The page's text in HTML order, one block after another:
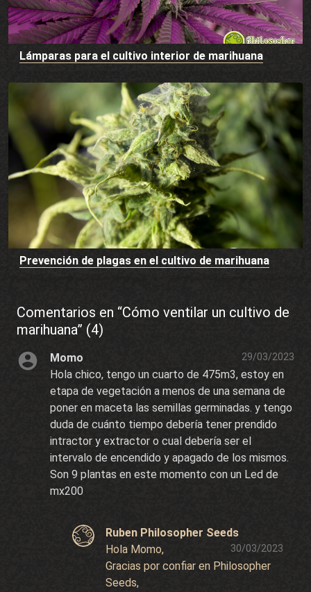
Lámparas para el cultivo interior de marihuana
Prevención de plagas en el cultivo de marihuana
Comentarios en “Cómo ventilar un cultivo de
marihuana” (4)
Momo 29/03/2023
Hola chico, tengo un cuarto de 475m3, estoy en
etapa de vegetación a menos de una semana de
poner en maceta las semillas germinadas. y tengo
duda de cuánto tiempo debería tener prendido
intractor y extractor o cual debería ser el
intervalo de encendido y apagado de los mismos.
Son 9 plantas en este momento con un Led de
mx200
Ruben Philosopher Seeds
30/03/2023
Hola Momo,
Gracias por confiar en Philosopher
Seeds,